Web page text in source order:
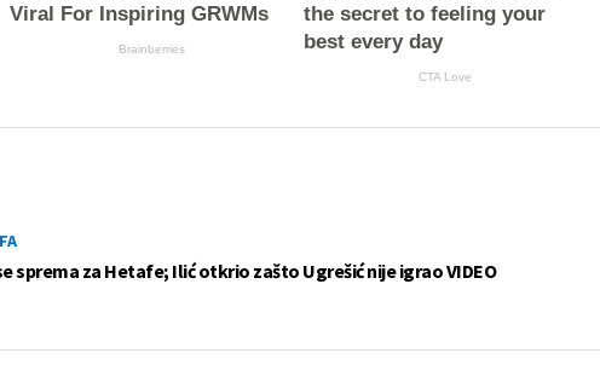
Viral For Inspiring GRWMs
Brainberries
the secret to feeling your
best every day
CTA Love
sprema za Hetafe; Ilić otkrio zašto Ugrešić nije igrao VIDEO